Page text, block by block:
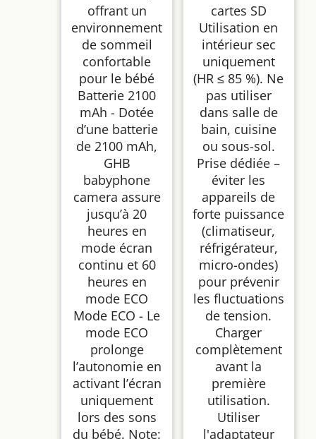
offrant un
environnement
de sommeil
confortable
pour le bébé
Batterie 2100
mAh - Dotée
d’une batterie
de 2100 mAh,
GHB
babyphone
camera assure
jusqu’à 20
heures en
mode écran
continu et 60
heures en
mode ECO
Mode ECO - Le
mode ECO
prolonge
l’autonomie en
activant l’écran
uniquement
lors des sons
du bébé. Note:
cartes SD
Utilisation en
intérieur sec
uniquement
(HR ≤ 85 %). Ne
pas utiliser
dans salle de
bain, cuisine
ou sous-sol.
Prise dédiée –
éviter les
appareils de
forte puissance
(climatiseur,
réfrigérateur,
micro-ondes)
pour prévenir
les fluctuations
de tension.
Charger
complètement
avant la
première
utilisation.
Utiliser
l'adaptateur